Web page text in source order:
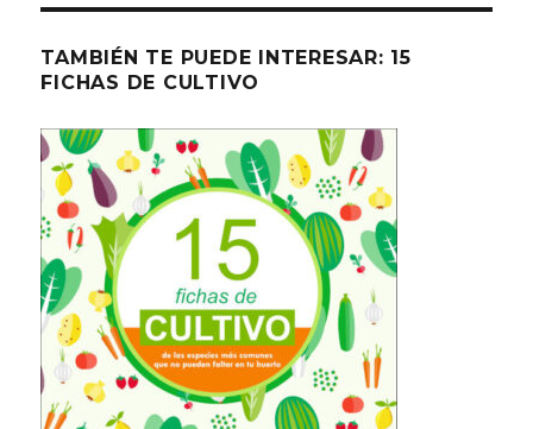
TAMBIÉN TE PUEDE INTERESAR: 15
FICHAS DE CULTIVO